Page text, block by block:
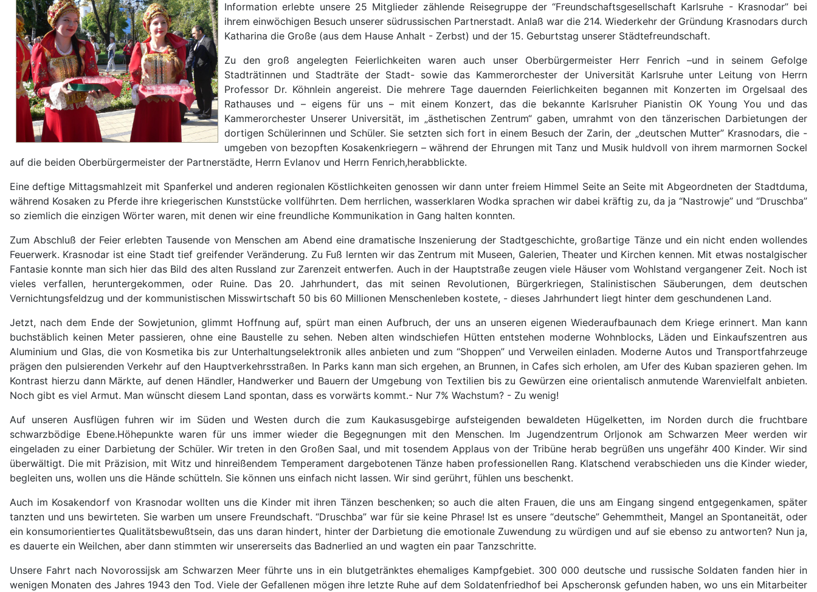
Information erlebte unsere 25 Mitglieder zählende Reisegruppe der “Freundschaftsgesellschaft Karlsruhe - Krasnodar” bei
ihrem einwöchigen Besuch unserer südrussischen Partnerstadt. Anlaß war die 214. Wiederkehr der Gründung Krasnodars durch
Katharina die Große (aus dem Hause Anhalt - Zerbst) und der 15. Geburtstag unserer Städtefreundschaft.
Zu den groß angelegten Feierlichkeiten waren auch unser Oberbürgermeister Herr Fenrich –und in seinem Gefolge
Stadträtinnen und Stadträte der Stadt- sowie das Kammerorchester der Universität Karlsruhe unter Leitung von Herrn
Professor Dr. Köhnlein angereist. Die mehrere Tage dauernden Feierlichkeiten begannen mit Konzerten im Orgelsaal des
Rathauses und – eigens für uns – mit einem Konzert, das die bekannte Karlsruher Pianistin OK Young You und das
Kammerorchester Unserer Universität, im „ästhetischen Zentrum“ gaben, umrahmt von den tänzerischen Darbietungen der
dortigen Schülerinnen und Schüler. Sie setzten sich fort in einem Besuch der Zarin, der „deutschen Mutter” Krasnodars, die -
umgeben von bezopften Kosakenkriegern – während der Ehrungen mit Tanz und Musik huldvoll von ihrem marmornen Sockel
auf die beiden Oberbürgermeister der Partnerstädte, Herrn Evlanov und Herrn Fenrich,herabblickte.
Eine deftige Mittagsmahlzeit mit Spanferkel und anderen regionalen Köstlichkeiten genossen wir dann unter freiem Himmel Seite an Seite mit Abgeordneten der Stadtduma,
während Kosaken zu Pferde ihre kriegerischen Kunststücke vollführten. Dem herrlichen, wasserklaren Wodka sprachen wir dabei kräftig zu, da ja “Nastrowje” und “Druschba”
so ziemlich die einzigen Wörter waren, mit denen wir eine freundliche Kommunikation in Gang halten konnten.
Zum Abschluß der Feier erlebten Tausende von Menschen am Abend eine dramatische Inszenierung der Stadtgeschichte, großartige Tänze und ein nicht enden wollendes
Feuerwerk. Krasnodar ist eine Stadt tief greifender Veränderung. Zu Fuß lernten wir das Zentrum mit Museen, Galerien, Theater und Kirchen kennen. Mit etwas nostalgischer
Fantasie konnte man sich hier das Bild des alten Russland zur Zarenzeit entwerfen. Auch in der Hauptstraße zeugen viele Häuser vom Wohlstand vergangener Zeit. Noch ist
vieles verfallen, heruntergekommen, oder Ruine. Das 20. Jahrhundert, das mit seinen Revolutionen, Bürgerkriegen, Stalinistischen Säuberungen, dem deutschen
Vernichtungsfeldzug und der kommunistischen Misswirtschaft 50 bis 60 Millionen Menschenleben kostete, - dieses Jahrhundert liegt hinter dem geschundenen Land.
Jetzt, nach dem Ende der Sowjetunion, glimmt Hoffnung auf, spürt man einen Aufbruch, der uns an unseren eigenen Wiederaufbaunach dem Kriege erinnert. Man kann
buchstäblich keinen Meter passieren, ohne eine Baustelle zu sehen. Neben alten windschiefen Hütten entstehen moderne Wohnblocks, Läden und Einkaufszentren aus
Aluminium und Glas, die von Kosmetika bis zur Unterhaltungselektronik alles anbieten und zum “Shoppen” und Verweilen einladen. Moderne Autos und Transportfahrzeuge
prägen den pulsierenden Verkehr auf den Hauptverkehrsstraßen. In Parks kann man sich ergehen, an Brunnen, in Cafes sich erholen, am Ufer des Kuban spazieren gehen. Im
Kontrast hierzu dann Märkte, auf denen Händler, Handwerker und Bauern der Umgebung von Textilien bis zu Gewürzen eine orientalisch anmutende Warenvielfalt anbieten.
Noch gibt es viel Armut. Man wünscht diesem Land spontan, dass es vorwärts kommt.- Nur 7% Wachstum? - Zu wenig!
Auf unseren Ausflügen fuhren wir im Süden und Westen durch die zum Kaukasusgebirge aufsteigenden bewaldeten Hügelketten, im Norden durch die fruchtbare
schwarzbödige Ebene.Höhepunkte waren für uns immer wieder die Begegnungen mit den Menschen. Im Jugendzentrum Orljonok am Schwarzen Meer werden wir
eingeladen zu einer Darbietung der Schüler. Wir treten in den Großen Saal, und mit tosendem Applaus von der Tribüne herab begrüßen uns ungefähr 400 Kinder. Wir sind
überwältigt. Die mit Präzision, mit Witz und hinreißendem Temperament dargebotenen Tänze haben professionellen Rang. Klatschend verabschieden uns die Kinder wieder,
begleiten uns, wollen uns die Hände schütteln. Sie können uns einfach nicht lassen. Wir sind gerührt, fühlen uns beschenkt.
Auch im Kosakendorf von Krasnodar wollten uns die Kinder mit ihren Tänzen beschenken; so auch die alten Frauen, die uns am Eingang singend entgegenkamen, später
tanzten und uns bewirteten. Sie warben um unsere Freundschaft. “Druschba” war für sie keine Phrase! Ist es unsere “deutsche” Gehemmtheit, Mangel an Spontaneität, oder
ein konsumorientiertes Qualitätsbewußtsein, das uns daran hindert, hinter der Darbietung die emotionale Zuwendung zu würdigen und auf sie ebenso zu antworten? Nun ja,
es dauerte ein Weilchen, aber dann stimmten wir unsererseits das Badnerlied an und wagten ein paar Tanzschritte.
Unsere Fahrt nach Novorossijsk am Schwarzen Meer führte uns in ein blutgetränktes ehemaliges Kampfgebiet. 300 000 deutsche und russische Soldaten fanden hier in
wenigen Monaten des Jahres 1943 den Tod. Viele der Gefallenen mögen ihre letzte Ruhe auf dem Soldatenfriedhof bei Apscheronsk gefunden haben, wo uns ein Mitarbeiter